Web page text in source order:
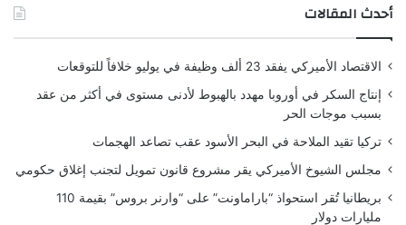
ه
ا
ل
ا
ب
ت
ل
إ
ص
ا
أحدث المقالات
الاقتصاد الأميركي يفقد 23 ألف وظيفة في يوليو خلافاً للتوقعات
إنتاج السكر في أوروبا مهدد بالهبوط لأدنى مستوى في أكثر من عقد
بسبب موجات الحر
تركيا تقيد الملاحة في البحر الأسود عقب تصاعد الهجمات
مجلس الشيوخ الأميركي يقر مشروع قانون تمويل لتجنب إغلاق حكومي
بريطانيا تُقر استحواذ “باراماونت” على “وارنر بروس” بقيمة 110
مليارات دولار